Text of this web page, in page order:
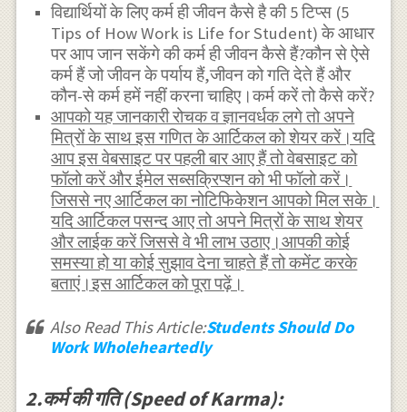
विद्यार्थियों के लिए कर्म ही जीवन कैसे है की 5 टिप्स (5
Tips of How Work is Life for Student) के आधार
पर आप जान सकेंगे की कर्म ही जीवन कैसे हैं?कौन से ऐसे
कर्म हैं जो जीवन के पर्याय हैं,जीवन को गति देते हैं और
कौन-से कर्म हमें नहीं करना चाहिए।कर्म करें तो कैसे करें?
आपको यह जानकारी रोचक व ज्ञानवर्धक लगे तो अपने
मित्रों के साथ इस गणित के आर्टिकल को शेयर करें।यदि
आप इस वेबसाइट पर पहली बार आए हैं तो वेबसाइट को
फॉलो करें और ईमेल सब्सक्रिप्शन को भी फॉलो करें।
जिससे नए आर्टिकल का नोटिफिकेशन आपको मिल सके।
यदि आर्टिकल पसन्द आए तो अपने मित्रों के साथ शेयर
और लाईक करें जिससे वे भी लाभ उठाए।आपकी कोई
समस्या हो या कोई सुझाव देना चाहते हैं तो कमेंट करके
बताएं।इस आर्टिकल को पूरा पढ़ें।
Also Read This Article:Students Should Do
Work Wholeheartedly
2.कर्म की गति (Speed of Karma):